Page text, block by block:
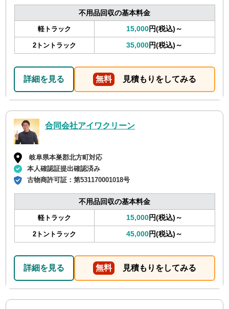
不用品回収の基本料金
軽トラック 15,000円(税込)～
2トントラック 35,000円(税込)～
詳細を見る 無料 見積もりをしてみる
合同会社アイワクリーン
岐阜県本巣郡北方町対応
本人確認証提出確認済み
古物商許可証：第531170001018号
不用品回収の基本料金
軽トラック 15,000円(税込)～
2トントラック 45,000円(税込)～
詳細を見る 無料 見積もりをしてみる